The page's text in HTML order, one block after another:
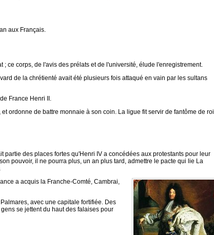
aux Français.
ce corps, de l'avis des prélats et de l'université, élude l'enregistrement.
de la chrétienté avait été plusieurs fois attaqué en vain par les sultans
France Henri II.
ordonne de battre monnaie à son coin. La ligue fit servir de fantôme de roi
des places fortes qu'Henri IV a concédées aux protestants pour leur
pouvoir, il ne pourra plus, un an plus tard, admettre le pacte qui lie La
a acquis la Franche-Comté, Cambrai,
avec une capitale fortifiée. Des
se jettent du haut des falaises pour